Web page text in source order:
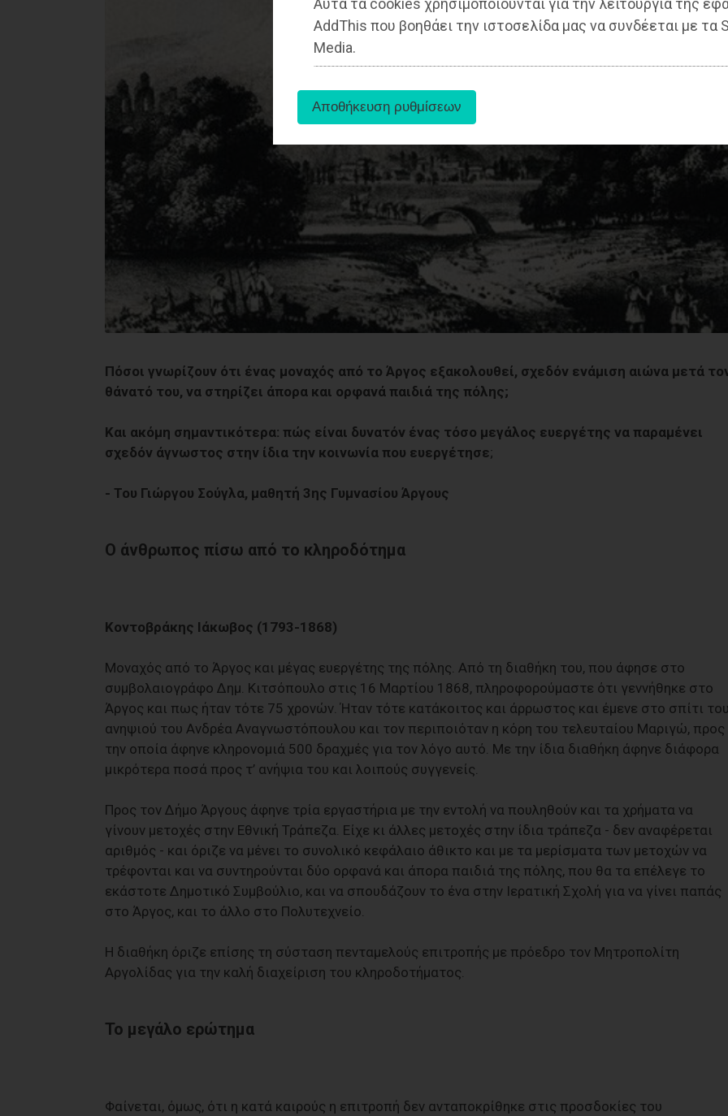
Αυτά τα cookies χρησιμοποιούνται για την λειτουργία της
AddThis που βοηθάει την ιστοσελίδα μας να συνδέεται με τα
Media.
Πόσοι γνωρίζουν ότι ένας µοναχός από το Άργος εξακολουθεί, σχεδόν ενάµιση αιώνα µετά
θάνατό του, να στηρίζει άπορα και ορφανά παιδιά της πόλης;
Και ακόµη σηµαντικότερα: πώς είναι δυνατόν ένας τόσο µεγάλος ευεργέτης να παραµένει
σχεδόν άγνωστος στην ίδια την κοινωνία που ευεργέτησε;
- Του Γιώργου Σούγλα, μαθητή 3ης Γυμνασίου Άργους
Ο άνθρωπος πίσω από το κληροδότηµα
Κοντοβράκης Ιάκωβος (1793-1868)
Μοναχός από το Άργος και µέγας ευεργέτης της πόλης. Από τη διαθήκη του, που άφησε στο
συµβολαιογράφο Δηµ. Κιτσόπουλο στις 16 Μαρτίου 1868, πληροφορούµαστε ότι γεννήθηκε στο
Άργος και πως ήταν τότε 75 χρονών. Ήταν τότε κατάκοιτος και άρρωστος και έµενε στο σπίτι
ανηψιού του Ανδρέα Αναγνωστόπουλου και τον περιποιόταν η κόρη του τελευταίου Μαριγώ, προς
την οποία άφηνε κληρονοµιά 500 δραχµές για τον λόγο αυτό. Με την ίδια διαθήκη άφηνε διάφορα
µικρότερα ποσά προς τ’ ανήψια του και λοιπούς συγγενείς.
Προς τον Δήµο Άργους άφηνε τρία εργαστήρια µε την εντολή να πουληθούν και τα χρήµατα να
γίνουν µετοχές στην Εθνική Τράπεζα. Είχε κι άλλες µετοχές στην ίδια τράπεζα - δεν αναφέρεται
αριθµός - και όριζε να µένει το συνολικό κεφάλαιο άθικτο και µε τα µερίσµατα των µετοχών να
τρέφονται και να συντηρούνται δύο ορφανά και άπορα παιδιά της πόλης, που θα τα επέλεγε το
εκάστοτε Δηµοτικό Συµβούλιο, και να σπουδάζουν το ένα στην Ιερατική Σχολή για να γίνει παπάς
στο Άργος, και το άλλο στο Πολυτεχνείο.
Η διαθήκη όριζε επίσης τη σύσταση πενταµελούς επιτροπής µε πρόεδρο τον Μητροπολίτη
Αργολίδας για την καλή διαχείριση του κληροδοτήµατος.
Το µεγάλο ερώτηµα
Φαίνεται, όµως, ότι η κατά καιρούς η επιτροπή δεν ανταποκρίθηκε στις προσδοκίες του